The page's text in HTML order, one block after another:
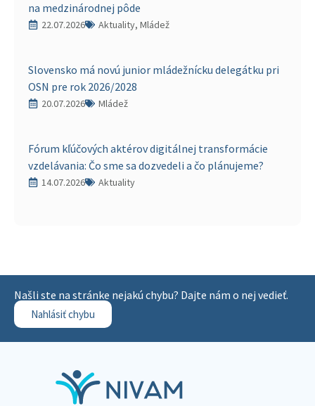
na medzinárodnej pôde
22.07.2026 Aktuality, Mládež
Slovensko má novú junior mládežnícku delegátku pri
OSN pre rok 2026/2028
20.07.2026 Mládež
Fórum kľúčových aktérov digitálnej transformácie
vzdelávania: Čo sme sa dozvedeli a čo plánujeme?
14.07.2026 Aktuality
Našli ste na stránke nejakú chybu? Dajte nám o nej vedieť.
Nahlásiť chybu